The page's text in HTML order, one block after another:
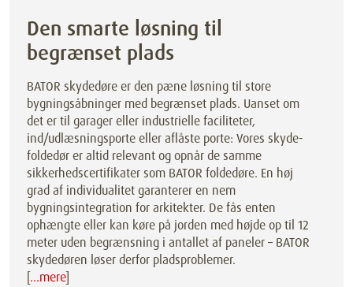
Den smarte løsning til
begrænset plads
BATOR skydedøre er den pæne løsning til store
bygningsåbninger med begrænset plads. Uanset om
det er til garager eller industrielle faciliteter,
ind/udlæsningsporte eller aflåste porte: Vores skyde-
foldedør er altid relevant og opnår de samme
sikkerhedscertifikater som BATOR foldedøre. En høj
grad af individualitet garanterer en nem
bygningsintegration for arkitekter. De fås enten
ophængte eller kan køre på jorden med højde op til 12
meter uden begrænsning i antallet af paneler – BATOR
skydedøren løser derfor pladsproblemer.
[…mere]